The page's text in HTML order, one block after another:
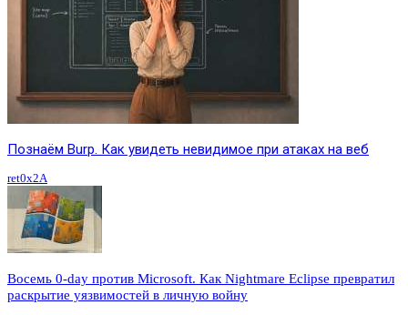
Познаём Burp. Как увидеть невидимое при атаках на веб
ret0x2A
Восемь 0-day против Microsoft. Как Nightmare Eclipse превратил
раскрытие уязвимостей в личную войну